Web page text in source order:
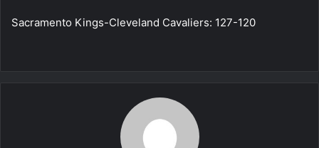
Sacramento Kings-Cleveland Cavaliers: 127-120